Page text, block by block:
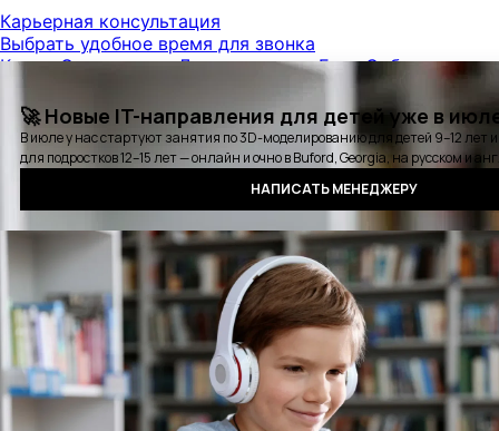
Карьерная консультация
Выбрать удобное время для звонка
КурсыСтажировкиДетские курсыБлогСобытия
Контакты ОплатаСертификатВопросы и ответы
Аудиокнига QAПолитика конфиденциальности
©2016 - 2025 PASV. All rights reserved.